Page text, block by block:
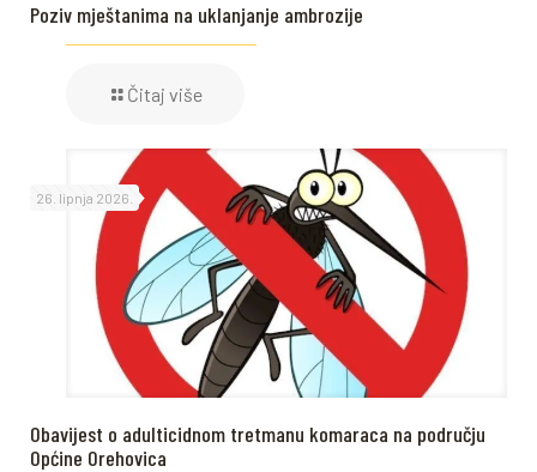
Poziv mještanima na uklanjanje ambrozije
Čitaj više
26. lipnja 2026.
Obavijest o adulticidnom tretmanu komaraca na području
Općine Orehovica